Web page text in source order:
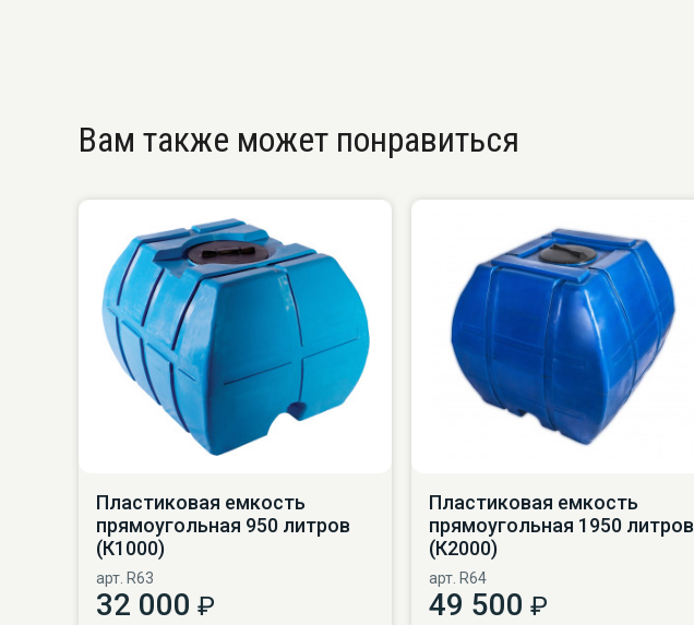
Вам также может понравиться
Пластиковая емкость
прямоугольная 950 литров
(К1000)
арт. R63
32 000 ₽
Пластиковая емкость
прямоугольная 1950 литров
(К2000)
арт. R64
49 500 ₽